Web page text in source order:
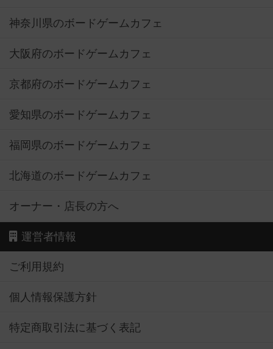
神奈川県のボードゲームカフェ
大阪府のボードゲームカフェ
京都府のボードゲームカフェ
愛知県のボードゲームカフェ
福岡県のボードゲームカフェ
北海道のボードゲームカフェ
オーナー・店長の方へ
運営者情報
ご利用規約
個人情報保護方針
特定商取引法に基づく表記